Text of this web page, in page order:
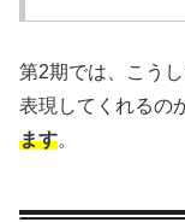
第2期では、こう
表現してくれるの
ます。